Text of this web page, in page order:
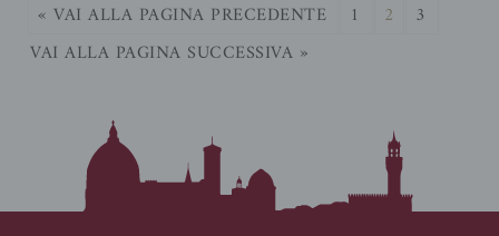
« VAI ALLA PAGINA PRECEDENTE 1 2
3
VAI ALLA PAGINA SUCCESSIVA »